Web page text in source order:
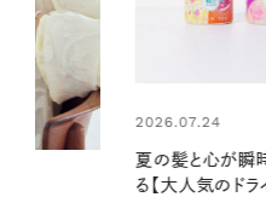
2026.06.01
お出かけ前のひ
の一日。汗ばむ